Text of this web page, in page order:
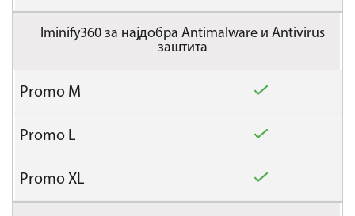
Iminify360 за најдобра Antimalware и Antivirus
заштита